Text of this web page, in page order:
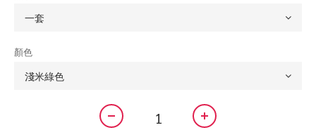
顏色